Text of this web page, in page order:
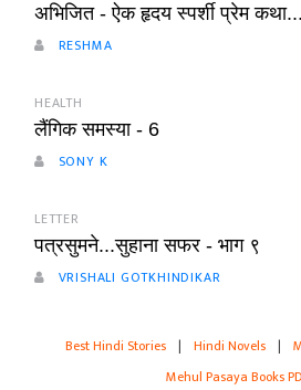
अभिजित - ऐक हृदय स्पर्शी प्रेम
RESHMA
HEALTH
लैंगिक समस्या - 6
SONY K
LETTER
पत्रसुमने...सुहाना सफर - भाग ९
VRISHALI GOTKHINDIKAR
Best Hindi Stories | Hindi Novels |
Mehul Pasaya Books